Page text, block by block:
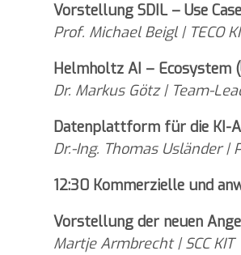
Vorstellung SDIL – Use
Prof. Michael Beigl | TECO
Helmholtz AI – Ecosystem
Dr. Markus Götz | Team-
Datenplattform für die KI-
Dr.-Ing. Thomas Usländer
12:30 Kommerzielle und
Vorstellung der neuen
Martje Armbrecht | SCC KIT